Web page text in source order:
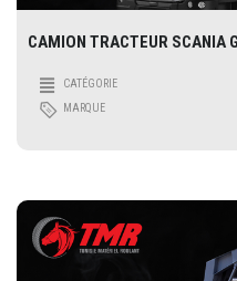
CAMION TRACTEUR SCANIA
CATÉGORIE
MARQUE